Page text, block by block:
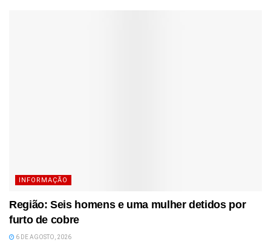
INFORMAÇÃO
Região: Seis homens e uma mulher detidos por
furto de cobre
6 DE AGOSTO, 2026